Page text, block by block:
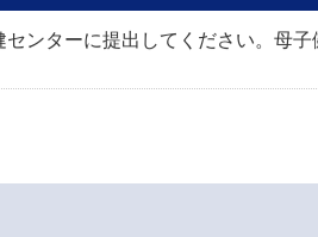
ンターに提出してください。母